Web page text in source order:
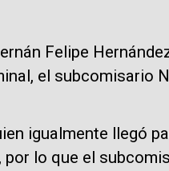
Felipe
el subcomisario
igualmente llegó
lo que el